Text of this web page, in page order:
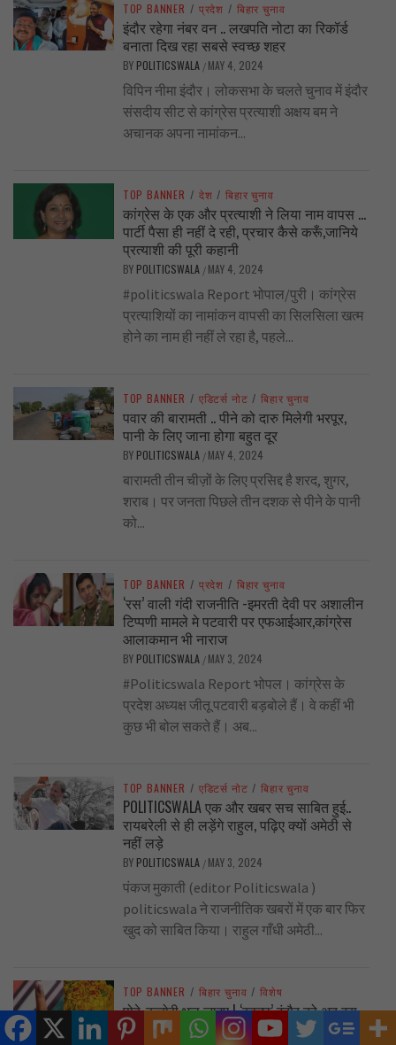
TOP BANNER / प्रदेश / बिहार चुनाव
इंदौर रहेगा नंबर वन .. लखपति नोटा का रिकॉर्ड
बनाता दिख रहा सबसे स्वच्छ शहर
BY POLITICSWALA / MAY 4, 2024
विपिन नीमा इंदौर। लोकसभा के चलते चुनाव में इंदौर
संसदीय सीट से कांग्रेस प्रत्याशी अक्षय बम ने
अचानक अपना नामांकन...
TOP BANNER / देश / बिहार चुनाव
कांग्रेस के एक और प्रत्याशी ने लिया नाम वापस …
पार्टी पैसा ही नहीं दे रही, प्रचार कैसे करूँ,जानिये
प्रत्याशी की पूरी कहानी
BY POLITICSWALA / MAY 4, 2024
#politicswala Report भोपाल/पुरी। कांग्रेस
प्रत्याशियों का नामांकन वापसी का सिलसिला खत्म
होने का नाम ही नहीं ले रहा है, पहले...
TOP BANNER / एडिटर्स नोट / बिहार चुनाव
पवार की बारामती .. पीने को दारु मिलेगी भरपूर,
पानी के लिए जाना होगा बहुत दूर
BY POLITICSWALA / MAY 4, 2024
बारामती तीन चीज़ों के लिए प्रसिद्द है शरद, शुगर,
शराब। पर जनता पिछले तीन दशक से पीने के पानी
को...
TOP BANNER / प्रदेश / बिहार चुनाव
‘रस’ वाली गंदी राजनीति -इमरती देवी पर अशालीन
टिप्पणी मामले मे पटवारी पर एफआईआर,कांग्रेस
आलाकमान भी नाराज
BY POLITICSWALA / MAY 3, 2024
#Politicswala Report भोपल। कांग्रेस के
प्रदेश अध्यक्ष जीतू पटवारी बड़बोले हैं। वे कहीं भी
कुछ भी बोल सकते हैं। अब...
TOP BANNER / एडिटर्स नोट / बिहार चुनाव
POLITICSWALA एक और खबर सच साबित हुई..
रायबरेली से ही लड़ेंगे राहुल, पढ़िए क्यों अमेठी से
नहीं लड़े
BY POLITICSWALA / MAY 3, 2024
पंकज मुकाती (editor Politicswala )
politicswala ने राजनीतिक खबरों में एक बार फिर
खुद को साबित किया। राहुल गाँधी अमेठी...
TOP BANNER / बिहार चुनाव / विशेष
पोहे-कचोरी भूल जाइए ! ‘स्वच्छ’ इंदौर को अब इस
अक्षय ‘शर्म’ के लिए याद रखिए !